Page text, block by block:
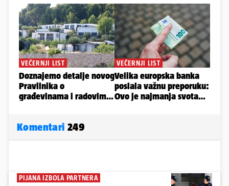
Komentari 249
PIJANA IZBOLA PARTNERA